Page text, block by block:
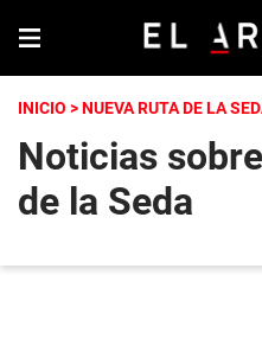
INICIO > NUEVA RUTA DE LA
Noticias
de la Seda